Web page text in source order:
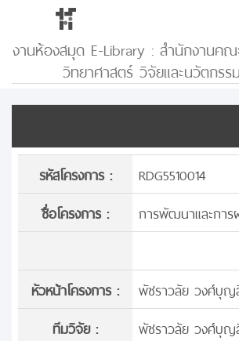
งานห้องสมุด E-Library : สำนักงานคณ
วิทยาศาสตร์ วิจัยและนวัตกรร
รหัสโครงการ :
RDG5510014
ชื่อโครงการ :
การพัฒนาและการ
หัวหน้าโครงการ : พัชราวลัย วงศ์บุ
ทีมวิจัย :
พัชราวลัย วงศ์บุ